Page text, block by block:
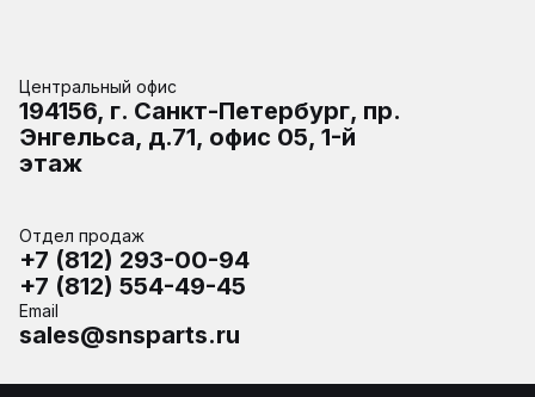
Центральный офис
194156, г. Санкт-Петербург, пр.
Энгельса, д.71, офис 05, 1-й
этаж
Отдел продаж
+7 (812) 293-00-94
+7 (812) 554-49-45
Email
sales@snsparts.ru